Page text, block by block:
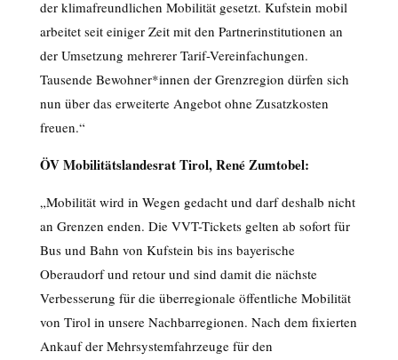
der klimafreundlichen Mobilität gesetzt. Kufstein mobil
arbeitet seit einiger Zeit mit den Partnerinstitutionen an
der Umsetzung mehrerer Tarif-Vereinfachungen.
Tausende Bewohner*innen der Grenzregion dürfen sich
nun über das erweiterte Angebot ohne Zusatzkosten
freuen.“
ÖV Mobilitätslandesrat Tirol, René Zumtobel:
„Mobilität wird in Wegen gedacht und darf deshalb nicht
an Grenzen enden. Die VVT-Tickets gelten ab sofort für
Bus und Bahn von Kufstein bis ins bayerische
Oberaudorf und retour und sind damit die nächste
Verbesserung für die überregionale öffentliche Mobilität
von Tirol in unsere Nachbarregionen. Nach dem fixierten
Ankauf der Mehrsystemfahrzeuge für den